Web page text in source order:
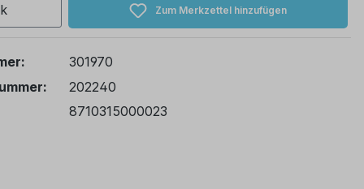
Zum Merkzettel hinzufügen
301970
202240
8710315000023